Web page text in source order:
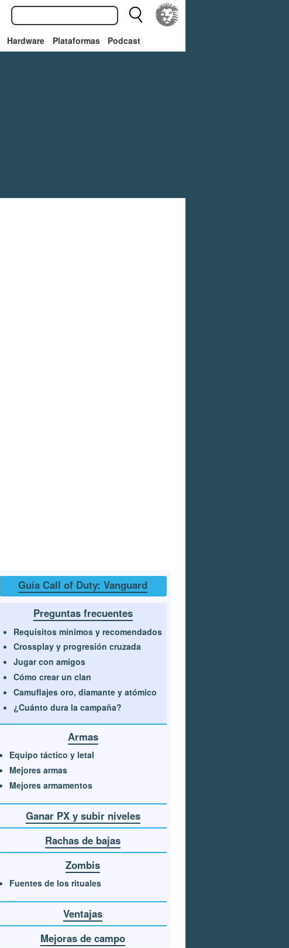
Hardware Plataformas Podcast
Guía Call of Duty: Vanguard
Preguntas frecuentes
Requisitos mínimos y recomendados
Crossplay y progresión cruzada
Jugar con amigos
Cómo crear un clan
Camuflajes oro, diamante y atómico
¿Cuánto dura la campaña?
Armas
Equipo táctico y letal
Mejores armas
Mejores armamentos
Ganar PX y subir niveles
Rachas de bajas
Zombis
Fuentes de los rituales
Ventajas
Mejoras de campo